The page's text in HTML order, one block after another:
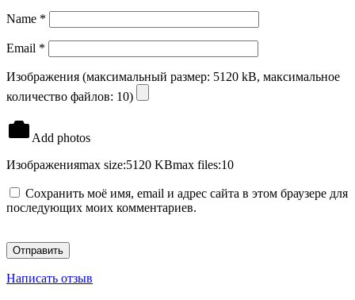
Name *
Email *
Изображения (максимальный размер: 5120 kB, максимальное
количество файлов: 10)
Add photos
Изображенияmax size:5120 KBmax files:10
Сохранить моё имя, email и адрес сайта в этом браузере для
последующих моих комментариев.
Написать отзыв